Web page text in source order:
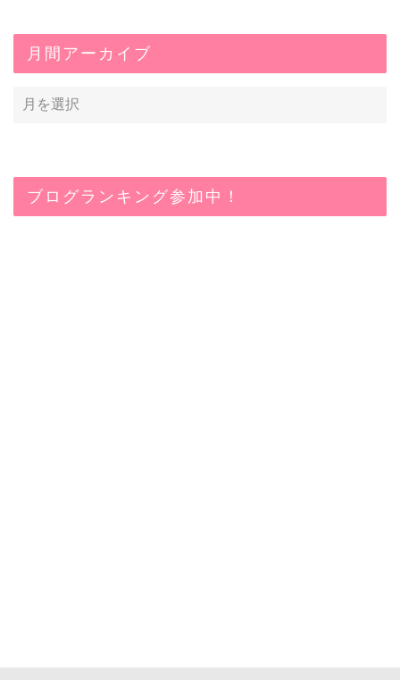
月間アーカイブ
ブログランキング参加中！